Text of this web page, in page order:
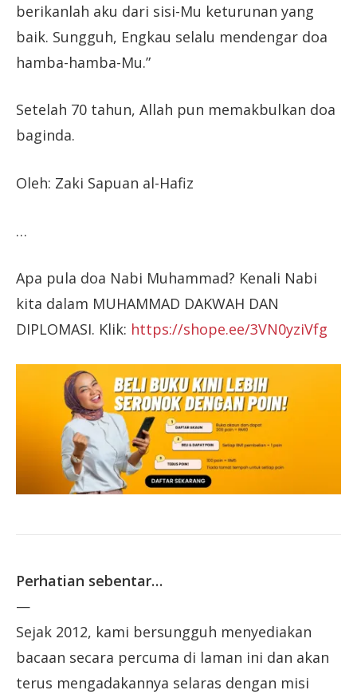
berikanlah aku dari sisi-Mu keturunan yang
baik. Sungguh, Engkau selalu mendengar doa
hamba-hamba-Mu.”
Setelah 70 tahun, Allah pun memakbulkan doa
baginda.
Oleh: Zaki Sapuan al-Hafiz
…
Apa pula doa Nabi Muhammad? Kenali Nabi
kita dalam MUHAMMAD DAKWAH DAN
DIPLOMASI. Klik: https://shope.ee/3VN0yziVfg
Perhatian sebentar…
—
Sejak 2012, kami bersungguh menyediakan
bacaan secara percuma di laman ini dan akan
terus mengadakannya selaras dengan misi